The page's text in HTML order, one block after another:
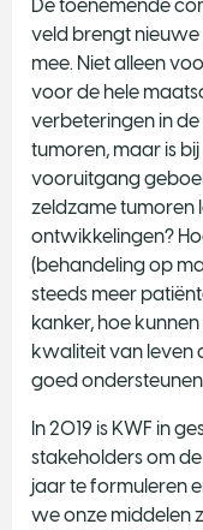
De toenemende
veld brengt
mee. Niet alleen
voor de hele
verbeteringen in
tumoren, maar is
vooruitgang
zeldzame tumoren
ontwikkelingen?
(behandeling op
steeds meer
kanker, hoe
kwaliteit van leven
goed
In 2019 is KWF in
stakeholders om
jaar te formuleren
we onze middelen